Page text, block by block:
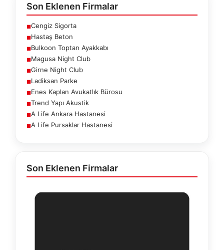
Son Eklenen Firmalar
■Cengiz Sigorta
■Hastaş Beton
■Bulkoon Toptan Ayakkabı
■Magusa Night Club
■Girne Night Club
■Ladiksan Parke
■Enes Kaplan Avukatlık Bürosu
■Trend Yapı Akustik
■A Life Ankara Hastanesi
■A Life Pursaklar Hastanesi
Son Eklenen Firmalar